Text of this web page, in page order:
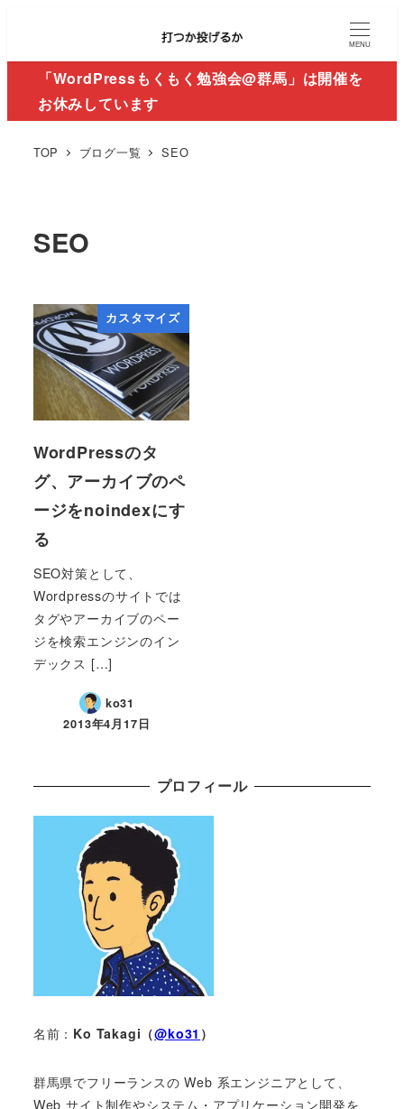
MENU
「WordPressもくもく勉強会@群馬」は開催を
お休みしています
TOP ブログ一覧 SEO
SEO
カスタマイズ
WordPressのタ
グ、アーカイブのペ
ージをnoindexにす
る
SEO対策として、
Wordpressのサイトでは
タグやアーカイブのペー
ジを検索エンジンのイン
デックス […]
ko31
2013年4月17日
プロフィール
名前： Ko Takagi（@ko31 ）
群馬県でフリーランスの Web 系エンジニアとして、
Web サイト制作やシステム・アプリケーション開発を